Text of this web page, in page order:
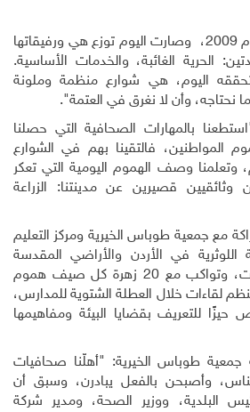
التحقت أماني بالمخيم عام 2009، وصارت اليوم توزع هي ورفيقاتها
الحرية الغائبة، والخدمات الأساسية.
اليوم، هي شوارع منظمة وملونة
ما نحتاجه، وأن لا نغرق في العتمة".
بالمهارات الصحافية التي حصلنا
المواطنين، فالتقينا بهم في الشوارع
وتعلمنا وصف الهموم اليومية التي تعكر
وثائقيين قصيرين عن مدينتنا: الزراعة
مع جمعية طوباس الخيرية ومركز التعليم
اللوثرية في الأردن والأراضي المقدسة
المخيم منذ خمس سنوات، وتواكب مع 20 زهرة كل صيف هموم
تنظم لقاءات خلال العطلة الشتوية للمدارس،
للتعريف بقضايا البيئة ومفاهيمها
جمعية طوباس الخيرية: "أهلّنا صحافيات
وأصبحن بالفعل يبادرن، وسبق أن
البلدية، ووزير الصحة، ومدير شركة